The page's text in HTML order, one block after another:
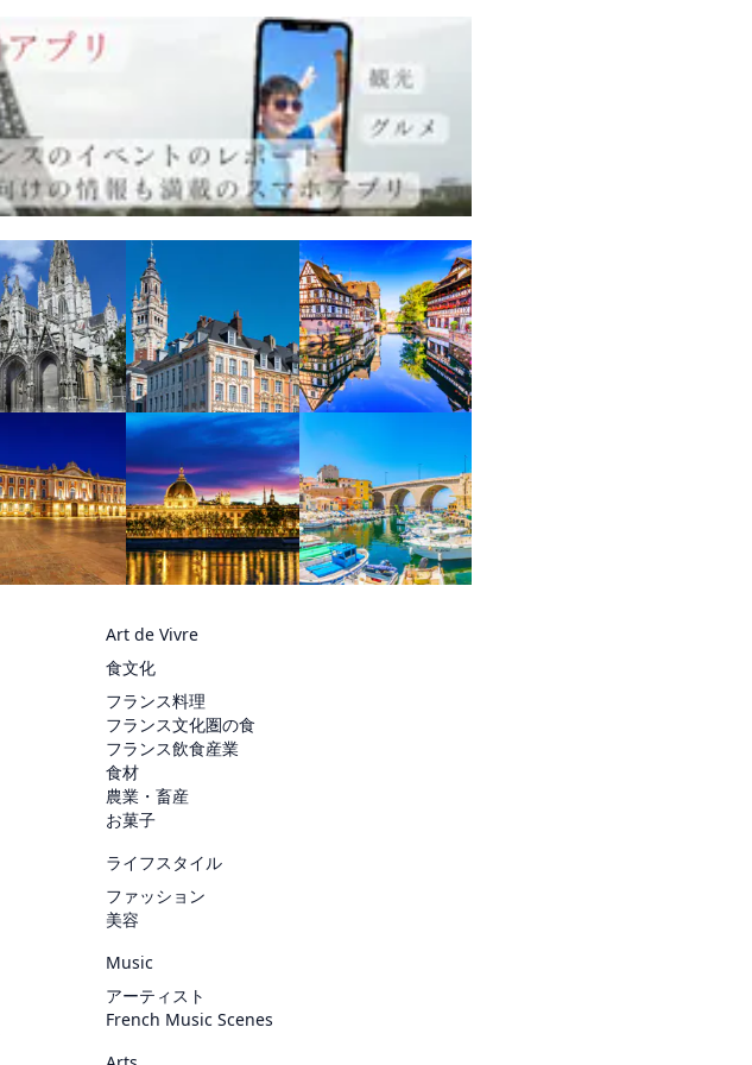
Art de Vivre
食文化
フランス料理
フランス文化圏の食
フランス飲食産業
食材
農業・畜産
お菓子
ライフスタイル
ファッション
美容
Music
アーティスト
French Music Scenes